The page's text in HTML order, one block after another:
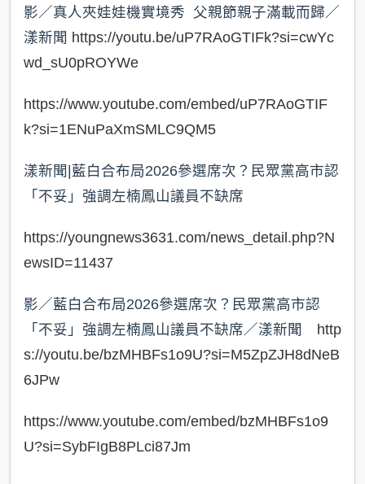
影／真人夾娃娃機實境秀 父親節親子滿載而歸／
漾新聞 https://youtu.be/uP7RAoGTIFk?si=cwYc
wd_sU0pROYWe
https://www.youtube.com/embed/uP7RAoGTIF
k?si=1ENuPaXmSMLC9QM5
漾新聞|藍白合布局2026參選席次？民眾黨高市認
「不妥」強調左楠鳳山議員不缺席
https://youngnews3631.com/news_detail.php?N
ewsID=11437
影／藍白合布局2026參選席次？民眾黨高市認
「不妥」強調左楠鳳山議員不缺席／漾新聞 http
s://youtu.be/bzMHBFs1o9U?si=M5ZpZJH8dNeB
6JPw
https://www.youtube.com/embed/bzMHBFs1o9
U?si=SybFIgB8PLci87Jm